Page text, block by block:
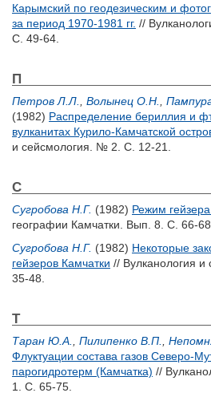
Карымский по геодезическим и
за период 1970-1981 гг. //
С. 49-64.
П
Петров Л.Л. Волынец О.Н.
(1982) Распределение бериллия и
вулканитах Курило-Камчатской
и сейсмология. № 2. С. 12-21.
С
Сугробова Н.Г. (1982) Режим
географии Камчатки. Вып. 8. С. 66-68.
Сугробова Н.Г. (1982) Некоторые
гейзеров Камчатки // Вулканология
35-48.
Т
Таран Ю.А. Пилипенко В.П.
Флуктуации состава газов Северо-
парогидротерм (Камчатка) //
1. С. 65-75.